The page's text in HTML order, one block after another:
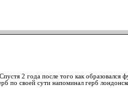
2 года после того как образовался
по своей сути напоминал герб